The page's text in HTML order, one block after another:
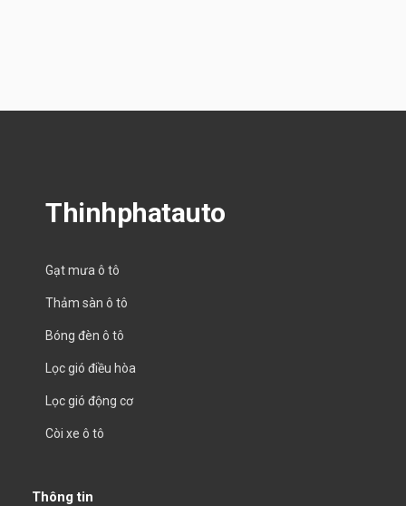
Thinhphatauto
Gạt mưa ô tô
Thảm sàn ô tô
Bóng đèn ô tô
Lọc gió điều hòa
Lọc gió động cơ
Còi xe ô tô
Thông tin